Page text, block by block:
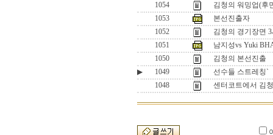
1054
김청의 워밍업(후
1053
본선진출자
1052
김청의 경기장면
1051
남지성vs Yuki
1050
김청의 본선진출
▶
1049
선수들 스트레칭`
1048
센터코트에서 김